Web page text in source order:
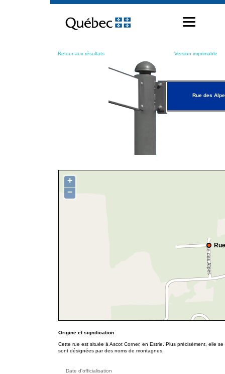
contenu
Retour aux résultats Version imprimable
Rue des
+
−
Origine et signification
Cette rue est située à Ascot Corner, en Estrie. Plus précisément, elle
sont désignées par des noms de montagnes.
Date d'officialisation